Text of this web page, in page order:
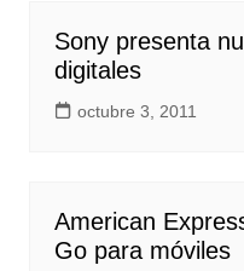
Sony presenta
digitales
octubre 3, 2011
American
Go para móviles